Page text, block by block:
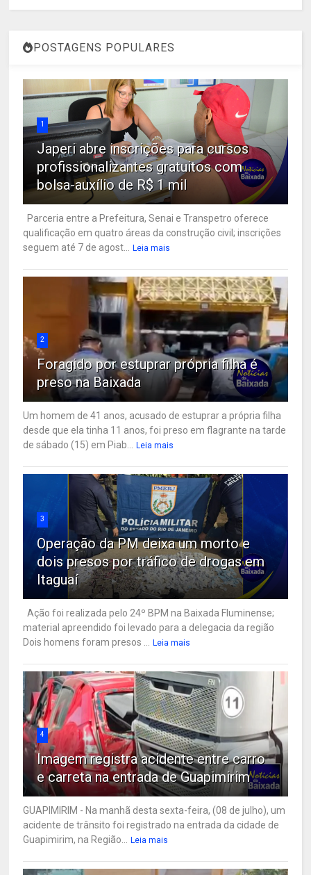
POSTAGENS POPULARES
1
Japeri abre inscrições para cursos
profissionalizantes gratuitos com
bolsa-auxílio de R$ 1 mil
Parceria entre a Prefeitura, Senai e Transpetro oferece
qualificação em quatro áreas da construção civil; inscrições
seguem até 7 de agost... Leia mais
2
Foragido por estuprar própria filha é
preso na Baixada
Um homem de 41 anos, acusado de estuprar a própria filha
desde que ela tinha 11 anos, foi preso em flagrante na tarde
de sábado (15) em Piab... Leia mais
3
Operação da PM deixa um morto e
dois presos por tráfico de drogas em
Itaguaí
Ação foi realizada pelo 24º BPM na Baixada Fluminense;
material apreendido foi levado para a delegacia da região
Dois homens foram presos ... Leia mais
4
Imagem registra acidente entre carro
e carreta na entrada de Guapimirim
GUAPIMIRIM - Na manhã desta sexta-feira, (08 de julho), um
acidente de trânsito foi registrado na entrada da cidade de
Guapimirim, na Região... Leia mais